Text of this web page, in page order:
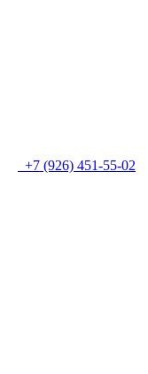
+7 (926) 451-55-02